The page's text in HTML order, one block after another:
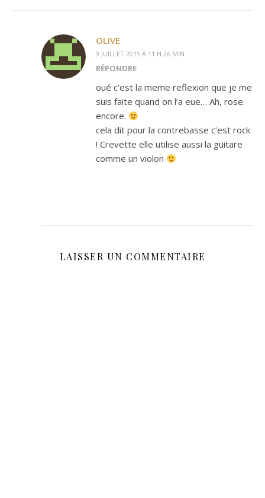
OLIVE
9 JUILLET 2015 À 11 H 26 MIN
RÉPONDRE
oué c’est la meme reflexion que je me
suis faite quand on l’a eue… Ah, rose.
encore.
cela dit pour la contrebasse c’est rock
! Crevette elle utilise aussi la guitare
comme un violon
LAISSER UN COMMENTAIRE